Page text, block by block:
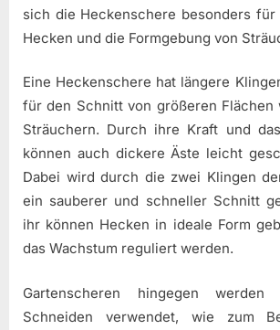
sich die Heckenschere besonders
Hecken und die Formgebung von
Eine Heckenschere hat längere
für den Schnitt von größeren Flächen
Sträuchern. Durch ihre Kraft und
können auch dickere Äste leicht
Dabei wird durch die zwei Klingen
ein sauberer und schneller Schnitt
ihr können Hecken in ideale Form
das Wachstum reguliert werden.
Gartenscheren hingegen
Schneiden verwendet, wie zum